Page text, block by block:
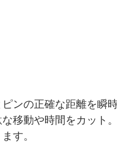
ンの正確な距離を瞬
移動や時間をカット
す。